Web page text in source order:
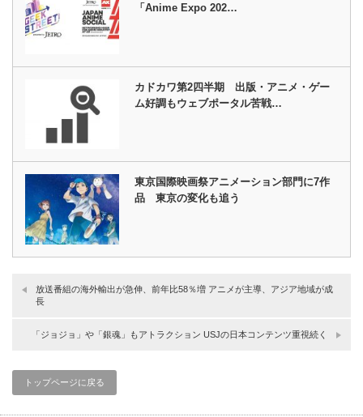
「Anime Expo 202…
カドカワ第2四半期 出版・アニメ・ゲー
ム好調もウェブポータル苦戦…
東京国際映画祭アニメーション部門に7作
品 東京の変化も追う
放送番組の海外輸出が急伸、前年比58％増 アニメが主導、アジア地域が成
長
「ジョジョ」や「銀魂」もアトラクション USJの日本コンテンツ重視続く
トップページに戻る